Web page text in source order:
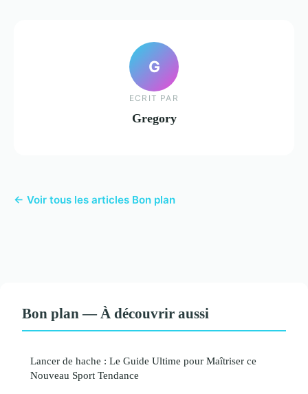
G
ECRIT PAR
Gregory
← Voir tous les articles Bon plan
Bon plan — À découvrir aussi
Lancer de hache : Le Guide Ultime pour Maîtriser ce
Nouveau Sport Tendance